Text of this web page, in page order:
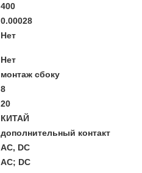
400
0.00028
Нет
Нет
монтаж сбоку
8
20
КИТАЙ
дополнительный контакт
AC, DC
AC; DC